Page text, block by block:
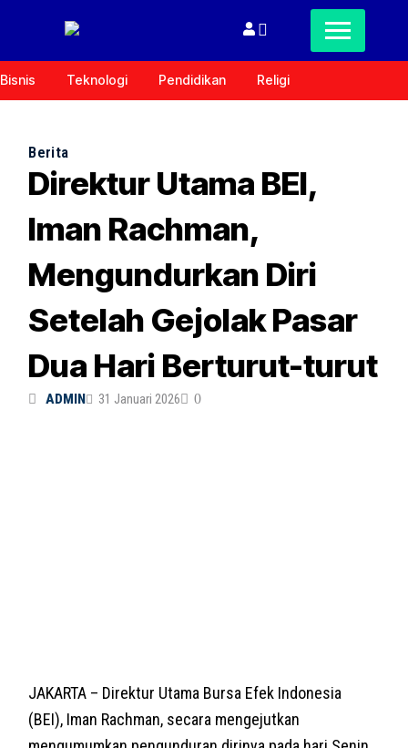
Bisnis Teknologi Pendidikan Religi
Berita
Direktur Utama BEI,
Iman Rachman,
Mengundurkan Diri
Setelah Gejolak Pasar
Dua Hari Berturut-turut
ADMIN 31 Januari 2026 0
JAKARTA – Direktur Utama Bursa Efek Indonesia
(BEI), Iman Rachman, secara mengejutkan